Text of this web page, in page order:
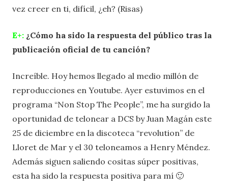
vez creer en ti, difícil, ¿eh? (Risas)
E+: ¿Cómo ha sido la respuesta del público tras la
publicación oficial de tu canción?
Increíble. Hoy hemos llegado al medio millón de
reproducciones en Youtube. Ayer estuvimos en el
programa “Non Stop The People”, me ha surgido la
oportunidad de telonear a DCS by Juan Magán este
25 de diciembre en la discoteca “revolution” de
Lloret de Mar y el 30 teloneamos a Henry Méndez.
Además siguen saliendo cositas súper positivas,
esta ha sido la respuesta positiva para mí 🙂